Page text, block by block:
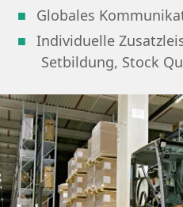
Globales
Individuelle
Setbildung, Stock